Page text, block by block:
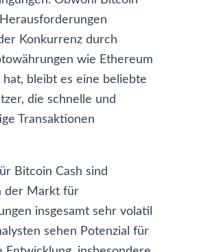
Konkurrenz durch
wie Ethereum
hat, bleibt es eine beliebte
die schnelle und
Transaktionen
Bitcoin Cash sind
der Markt für
insgesamt sehr volatil
sehen Potenzial für